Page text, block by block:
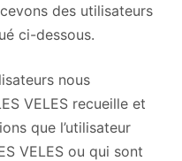
des utilisateurs
ci-dessous.
nous
VELES recueille et
que l’utilisateur
VELES ou qui sont